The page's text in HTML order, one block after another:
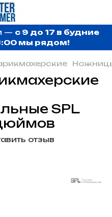
— с 9 до 17 в будние
мы рядом!
SPL
отзыв